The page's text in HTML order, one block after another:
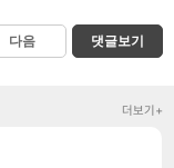
다음 댓글보기
더보기+